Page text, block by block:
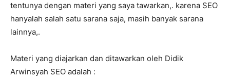
tentunya dengan materi yang saya tawarkan,. karena SEO
hanyalah salah satu sarana saja, masih banyak sarana
lainnya,.
Materi yang diajarkan dan ditawarkan oleh Didik
Arwinsyah SEO adalah :